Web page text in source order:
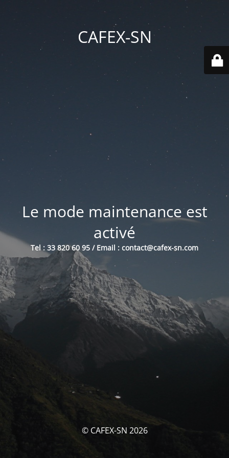
CAFEX-SN
Le mode maintenance est
activé
Tel : 33 820 60 95 / Email : contact@cafex-sn.com
© CAFEX-SN 2026